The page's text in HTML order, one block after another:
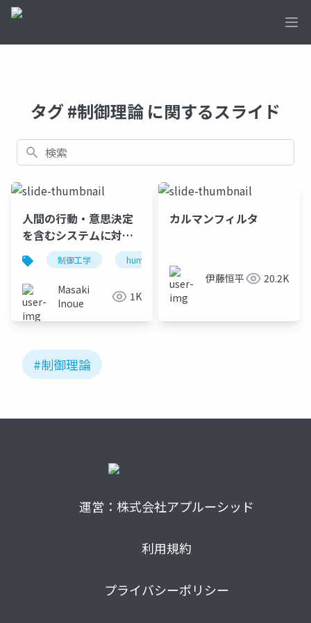
タグ #制御理論 に関するスライド
検索
人間の行動・意思決定
を含むシステムに対す
る制御理論の開拓と展
開
制御工学 human-in-the-loop制御
Masaki
Inoue
1K
カルマンフィルタ
伊藤恒平 20.2K
#制御理論
運営：株式会社アプルーシッド
利用規約
プライバシーポリシー